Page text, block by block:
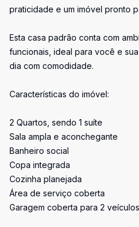
praticidade e um imóvel pronto
Esta casa padrão conta com
funcionais, ideal para você e
dia com comodidade.
Características do imóvel:
2 Quartos, sendo 1 suíte
Sala ampla e aconchegante
Banheiro social
Copa integrada
Cozinha planejada
Área de serviço coberta
Garagem coberta para 2 veículos